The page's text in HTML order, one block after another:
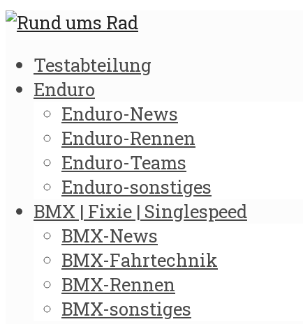
Testabteilung
Enduro
Enduro-News
Enduro-Rennen
Enduro-Teams
Enduro-sonstiges
BMX | Fixie | Singlespeed
BMX-News
BMX-Fahrtechnik
BMX-Rennen
BMX-sonstiges